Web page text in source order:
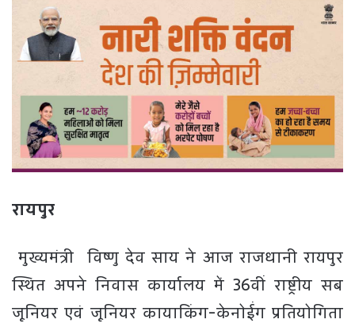
रायपुर
मुख्यमंत्री विष्णु देव साय ने आज राजधानी रायपुर
स्थित अपने निवास कार्यालय में 36वीं राष्ट्रीय सब
जूनियर एवं जूनियर कायाकिंग-केनोईंग प्रतियोगिता